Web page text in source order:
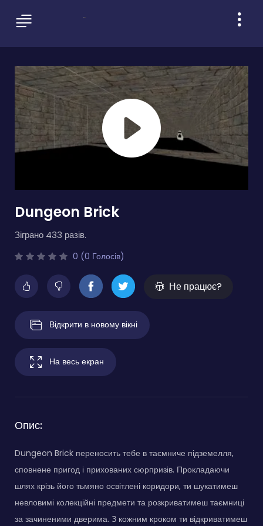
Dungeon Brick
Зіграно 433 разів.
0 (0 Голосів)
Не працює?
Відкрити в новому вікні
На весь екран
Опис:
Dungeon Brick переносить тебе в таємниче підземелля,
сповнене пригод і прихованих сюрпризів. Прокладаючи
шлях крізь його тьмяно освітлені коридори, ти шукатимеш
невловимі колекційні предмети та розкриватимеш таємниці
за зачиненими дверима. З кожним кроком ти відкриватимеш